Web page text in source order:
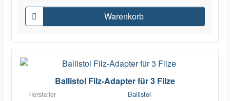
Warenkorb
Ballistol Filz-Adapter für 3 Filze
Hersteller
Ballistol